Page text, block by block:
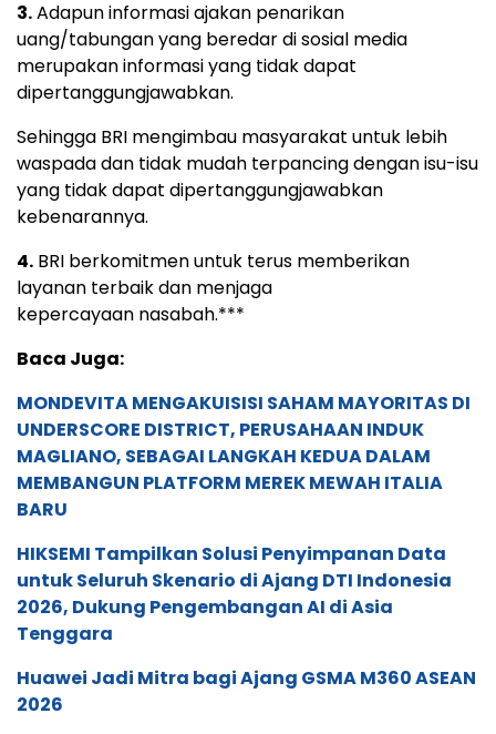
3.Adapun informasi ajakan penarikan
uang/tabungan yang beredar di sosial media
merupakan informasi yang tidak dapat
dipertanggungjawabkan.
Sehingga BRI mengimbau masyarakat untuk lebih
waspada dan tidak mudah terpancing dengan isu-isu
yang tidak dapat dipertanggungjawabkan
kebenarannya.
4. BRI berkomitmen untuk terus memberikan
layanan terbaik dan menjaga
kepercayaan nasabah.***
Baca Juga:
MONDEVITA MENGAKUISISI SAHAM MAYORITAS DI
UNDERSCORE DISTRICT, PERUSAHAAN INDUK
MAGLIANO, SEBAGAI LANGKAH KEDUA DALAM
MEMBANGUN PLATFORM MEREK MEWAH ITALIA
BARU
HIKSEMI Tampilkan Solusi Penyimpanan Data
untuk Seluruh Skenario di Ajang DTI Indonesia
2026, Dukung Pengembangan AI di Asia
Tenggara
Huawei Jadi Mitra bagi Ajang GSMA M360 ASEAN
2026